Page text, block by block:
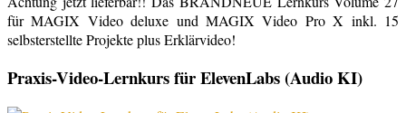
für MAGIX Video deluxe und MAGIX Video Pro X inkl. 15
selbsterstellte Projekte plus Erklärvideo!
Praxis-Video-Lernkurs für ElevenLabs (Audio KI)